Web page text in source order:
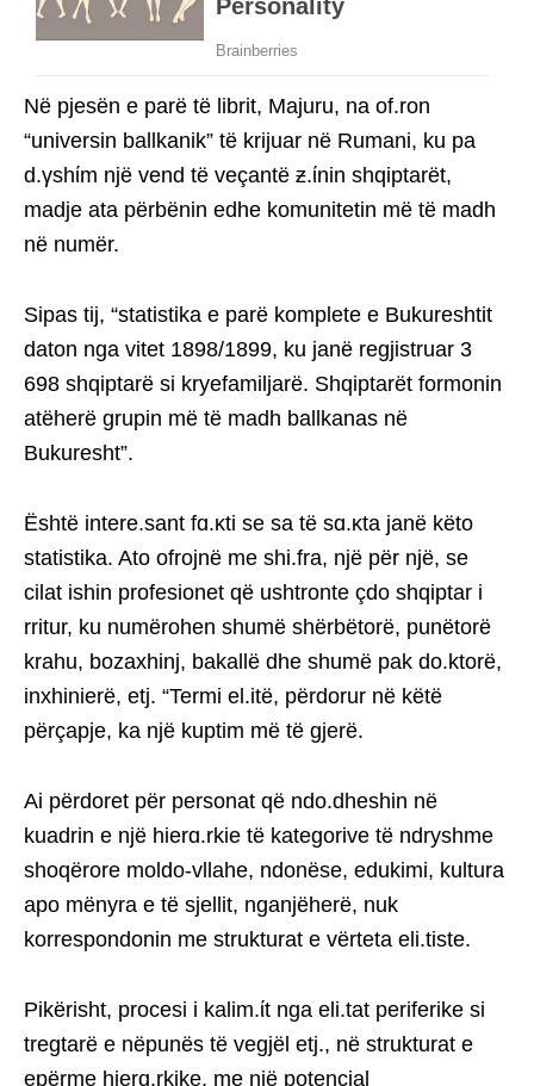
Në pjesën e parë të librit, Majuru, na of.ron
“universin ballkanik” të krijuar në Rumani, ku pa
d.γshίm një vend të veçantë ƶ.ίnin shqiptarët,
madje ata përbënin edhe komunitetin më të madh
në numër.
Sipas tij, “statistika e parë komplete e Bukureshtit
daton nga vitet 1898/1899, ku janë regjistruar 3
698 shqiptarë si kryefamiljarë. Shqiptarët formonin
atëherë grupin më të madh ballkanas në
Bukuresht”.
Është intere.sant fɑ.κti se sa të sɑ.κta janë këto
statistika. Ato ofrojnë me shi.fra, një për një, se
cilat ishin profesionet që ushtronte çdo shqiptar i
rritur, ku numërohen shumë shërbëtorë, punëtorë
krahu, bozaxhinj, bakallë dhe shumë pak do.ktorë,
inxhinierë, etj. “Termi el.itë, përdorur në këtë
përçapje, ka një kuptim më të gjerë.
Ai përdoret për personat që ndo.dheshin në
kuadrin e një hierɑ.rkie të kategorive të ndryshme
shoqërore moldo-vllahe, ndonëse, edukimi, kultura
apo mënyra e të sjellit, nganjëherë, nuk
korrespondonin me strukturat e vërteta eli.tiste.
Pikërisht, procesi i kalim.ίt nga eli.tat periferike si
tregtarë e nëpunës të vegjël etj., në strukturat e
epërme hierɑ.rkike, me një potencial